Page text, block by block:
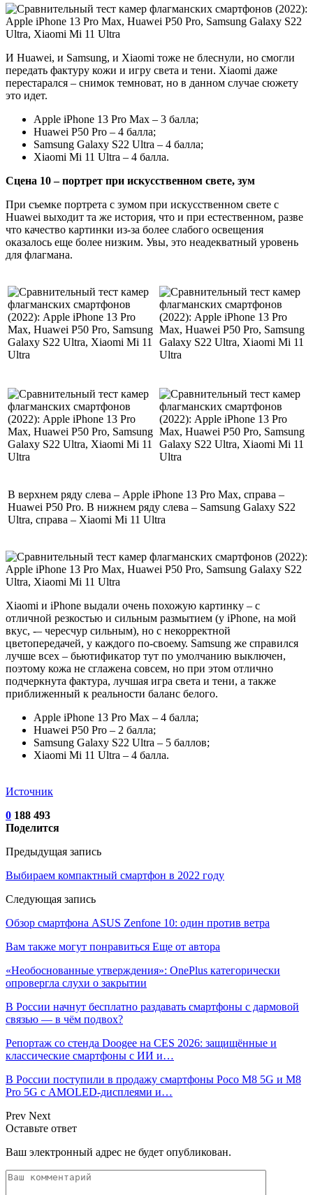
И Huawei, и Samsung, и Xiaomi тоже не блеснули, но смогли
передать фактуру кожи и игру света и тени. Xiaomi даже
перестарался – снимок темноват, но в данном случае сюжету
это идет.
Apple iPhone 13 Pro Max – 3 балла;
Huawei P50 Pro – 4 балла;
Samsung Galaxy S22 Ultra – 4 балла;
Xiaomi Mi 11 Ultra – 4 балла.
Сцена 10 – портрет при искусственном свете, зум
При съемке портрета с зумом при искусственном свете с
Huawei выходит та же история, что и при естественном, разве
что качество картинки из-за более слабого освещения
оказалось еще более низким. Увы, это неадекватный уровень
для флагмана.
В верхнем ряду слева – Apple iPhone 13 Pro Max, справа –
Huawei P50 Pro. В нижнем ряду слева – Samsung Galaxy S22
Ultra, справа – Xiaomi Mi 11 Ultra
Xiaomi и iPhone выдали очень похожую картинку – с
отличной резкостью и сильным размытием (у iPhone, на мой
вкус, -– чересчур сильным), но с некорректной
цветопередачей, у каждого по-своему. Samsung же справился
лучше всех – бьютификатор тут по умолчанию выключен,
поэтому кожа не сглажена совсем, но при этом отлично
подчеркнута фактура, лучшая игра света и тени, а также
приближенный к реальности баланс белого.
Apple iPhone 13 Pro Max – 4 балла;
Huawei P50 Pro – 2 балла;
Samsung Galaxy S22 Ultra – 5 баллов;
Xiaomi Mi 11 Ultra – 4 балла.
Источник
0 188 493
Поделится
Предыдущая запись
Выбираем компактный смартфон в 2022 году
Следующая запись
Обзор смартфона ASUS Zenfone 10: один против ветра
Вам также могут понравиться Еще от автора
«Необоснованные утверждения»: OnePlus категорически
опровергла слухи о закрытии
В России начнут бесплатно раздавать смартфоны с дармовой
связью — в чём подвох?
Репортаж со стенда Doogee на CES 2026: защищённые и
классические смартфоны с ИИ и…
В России поступили в продажу смартфоны Poco M8 5G и M8
Pro 5G с AMOLED-дисплеями и…
Prev Next
Оставьте ответ
Ваш электронный адрес не будет опубликован.